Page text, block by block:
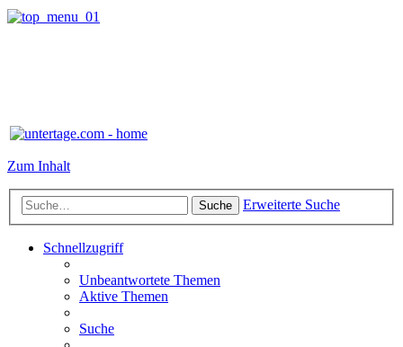
Zum Inhalt
Suche Erweiterte Suche
Schnellzugriff
Unbeantwortete Themen
Aktive Themen
Suche